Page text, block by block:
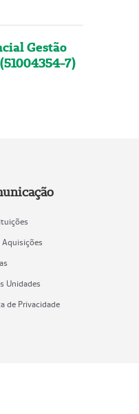
Gestão
7)
Aquisições
Unidades
de Privacidade